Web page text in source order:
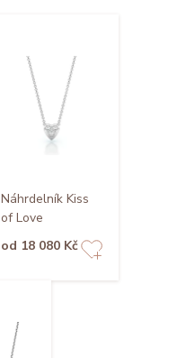
Náhrdelník Kiss
of Love
od 18 080 Kč